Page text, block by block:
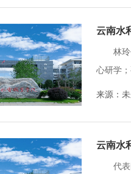
云南水
林
心研学
来源：
云南水
代